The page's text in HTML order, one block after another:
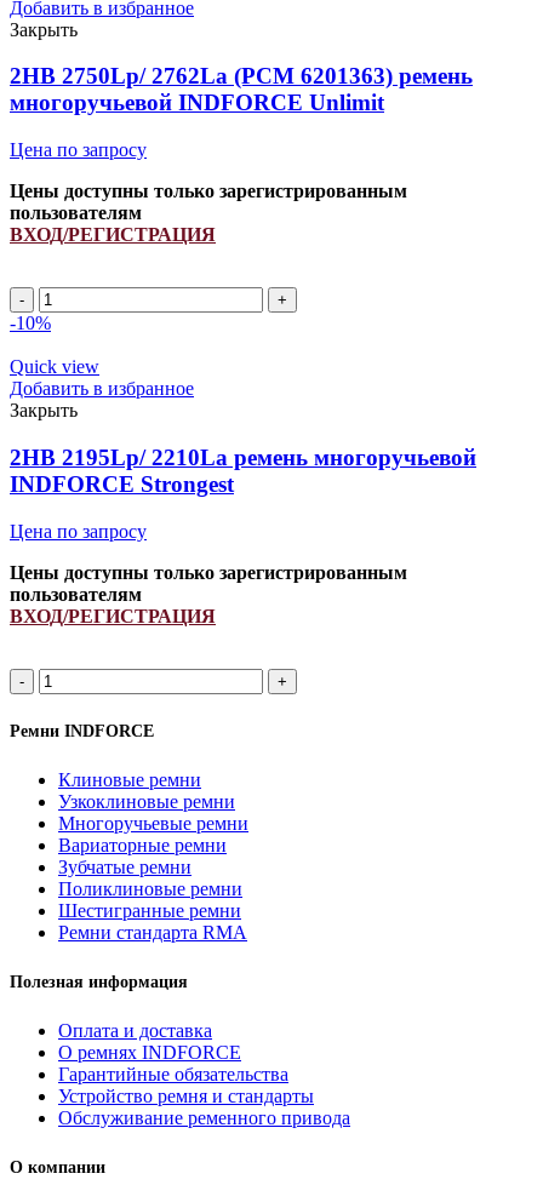
INDFORCE
Strongest
quantity
Добавить в избранное
Закрыть
2HB 2750Lp/ 2762La (PCM 6201363) ремень
многоручьевой INDFORCE Unlimit
Цена по запросу
Цены доступны только зарегистрированным
пользователям
ВХОД/РЕГИСТРАЦИЯ
2HB
2750Lp/
(PCM
6201363)
ремень
многоручьевой
INDFORCE
Unlimit
quantity
-10%
Quick view
Добавить в избранное
Закрыть
2HB 2195Lp/ 2210La ремень многоручьевой
INDFORCE Strongest
Цена по запросу
Цены доступны только зарегистрированным
пользователям
ВХОД/РЕГИСТРАЦИЯ
2HB
2195Lp/
2210La
ремень
INDFORCE
Strongest
quantity
Ремни INDFORCE
Клиновые ремни
Узкоклиновые ремни
Многоручьевые ремни
Вариаторные ремни
Зубчатые ремни
Поликлиновые ремни
Шестигранные ремни
Ремни стандарта RMA
Полезная информация
Оплата и доставка
О ремнях INDFORCE
Гарантийные обязательства
Устройство ремня и стандарты
Обслуживание ременного привода
О компании